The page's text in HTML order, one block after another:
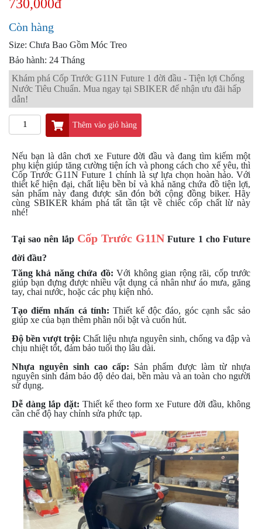
ĐỒ
PG1
PHỤ
KIỆN
YAMAHA
PG-
1
CẢNG
ZR
ĐỒ
CHƠI
XE
PHỤ
KIỆN
155
ÁO
MƯA
GIVI
GĂNG
TAY
MOTO
DƯỠNG
SÊN
BALO
TÚI
ĐEO
GIÀY
MOTO
ÁO
GIÁP
MOTO
TAI
730,000đ
Còn hàng
Size: Chưa Bao Gồm Móc Treo
Bảo hành: 24 Tháng
Khám phá Cốp Trước G11N Future 1 đời đầu - Tiện lợi Chống
Nước Tiêu Chuẩn. Mua ngay tại SBIKER để nhận ưu đãi hấp
dẫn!
Thêm vào giỏ hàng
Nếu bạn là dân chơi xe Future đời đầu và đang tìm kiếm một
phụ kiện giúp tăng cường tiện ích và phong cách cho xế yêu, thì
Cốp Trước G11N Future 1 chính là sự lựa chọn hoàn hảo. Với
thiết kế hiện đại, chất liệu bền bỉ và khả năng chứa đồ tiện lợi,
sản phẩm này đang được săn đón bởi cộng đồng biker. Hãy
cùng SBIKER khám phá tất tần tật về chiếc cốp chất lừ này
nhé!
Tại sao nên lắp Cốp Trước G11N Future 1 cho Future
đời đầu?
Tăng khả năng chứa đồ: Với không gian rộng rãi, cốp trước
giúp bạn đựng được nhiều vật dụng cá nhân như áo mưa, găng
tay, chai nước, hoặc các phụ kiện nhỏ.
Tạo điểm nhấn cá tính: Thiết kế độc đáo, góc cạnh sắc sảo
giúp xe của bạn thêm phần nổi bật và cuốn hút.
Độ bền vượt trội: Chất liệu nhựa nguyên sinh, chống va đập và
chịu nhiệt tốt, đảm bảo tuổi thọ lâu dài.
Nhựa nguyên sinh cao cấp: Sản phẩm được làm từ nhựa
nguyên sinh đảm bảo độ dẻo dai, bền màu và an toàn cho người
sử dụng.
Dễ dàng lắp đặt: Thiết kế theo form xe Future đời đầu, không
cần chế độ hay chỉnh sửa phức tạp.